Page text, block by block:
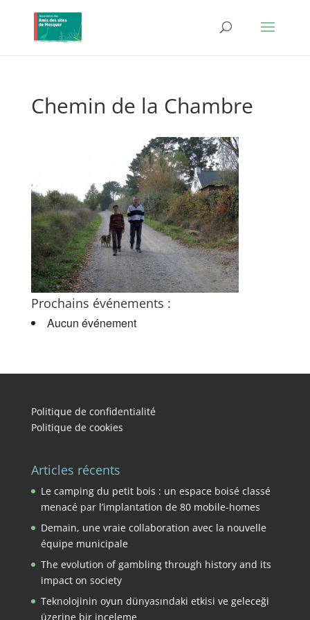
Chemin de la Chambre
Prochains événements :
Aucun événement
Politique de confidentialité
Politique de cookies
Articles récents
Le camping du petit bois : un espace boisé classé
menacé par l’implantation de 80 mobile-homes
Demain, une vraie collaboration avec la nouvelle
équipe municipale
The evolution of gambling through history and its
impact on society
Teknolojinin oyun dünyasındaki etkisi ve geleceği
üzerine bir inceleme